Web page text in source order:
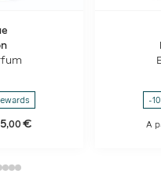
,00 €
-
A